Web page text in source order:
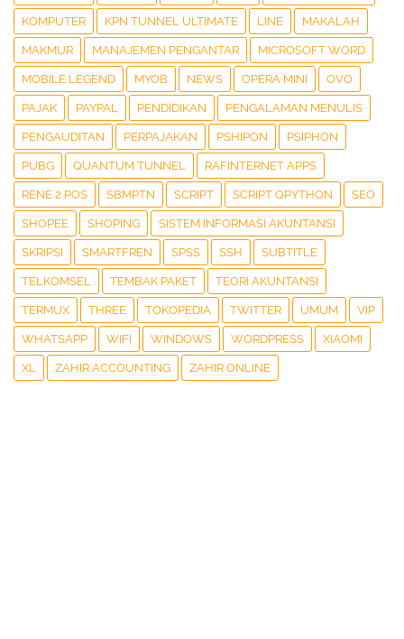
KOMPUTER KPN TUNNEL ULTIMATE LINE MAKALAH
MAKMUR MANAJEMEN PENGANTAR MICROSOFT WORD
MOBILE LEGEND MYOB NEWS OPERA MINI OVO
PAJAK PAYPAL PENDIDIKAN PENGALAMAN MENULIS
PENGAUDITAN PERPAJAKAN PSHIPON PSIPHON
PUBG QUANTUM TUNNEL RAFINTERNET APPS
RENE 2 POS SBMPTN SCRIPT SCRIPT QPYTHON SEO
SHOPEE SHOPING SISTEM INFORMASI AKUNTANSI
SKRIPSI SMARTFREN SPSS SSH SUBTITLE
TELKOMSEL TEMBAK PAKET TEORI AKUNTANSI
TERMUX THREE TOKOPEDIA TWITTER UMUM VIP
WHATSAPP WIFI WINDOWS WORDPRESS XIAOMI
XL ZAHIR ACCOUNTING ZAHIR ONLINE